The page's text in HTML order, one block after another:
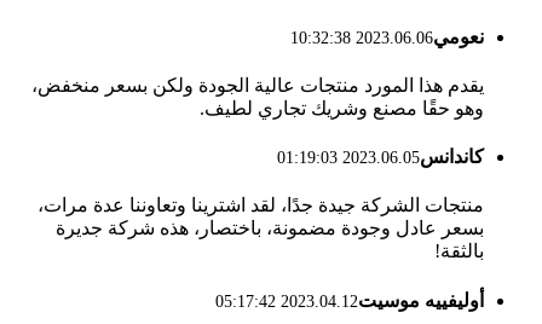
نعومي2023.06.06 10:32:38
يقدم هذا المورد منتجات عالية الجودة ولكن بسعر منخفض،
وهو حقًا مصنع وشريك تجاري لطيف.
كاندانس2023.06.05 01:19:03
منتجات الشركة جيدة جدًا، لقد اشترينا وتعاوننا عدة مرات،
بسعر عادل وجودة مضمونة، باختصار، هذه شركة جديرة
بالثقة!
أوليفييه موسيت2023.04.12 05:17:42